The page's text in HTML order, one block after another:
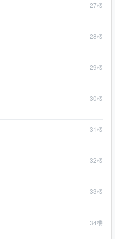
27楼
28楼
29楼
30楼
31楼
32楼
33楼
34楼